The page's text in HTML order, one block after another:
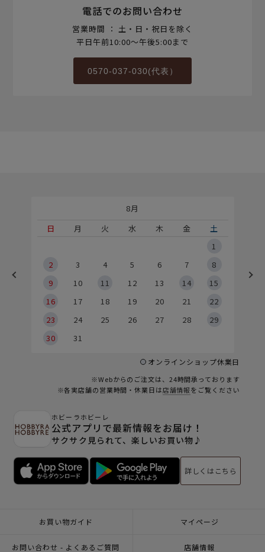
電話でのお問い合わせ
営業時間 ： 土・日・祝日を除く
平日午前10:00～午後5:00まで
0570-037-030(代表）
8月
日
月 火 水 木 金
土
1
2
3 4 5 6 7
8
9
10 11 12 13 14
15
16
17 18 19 20 21
22
23
24 25 26 27 28
29
30
31
オンラインショップ休業日
※Webからのご注文は、24時間承っております
※各実店舗の営業時間・休業日は店舗情報をご覧ください
ホビーラホビーレ
公式アプリで最新情報をお届け！
サクサク見られて、楽しいお買い物♪
詳しくはこちら
お買い物ガイド マイページ
お問い合わせ - よくあるご質問 店舗情報